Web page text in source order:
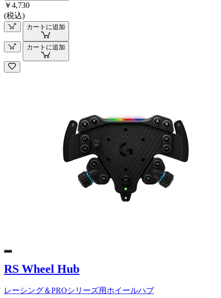
￥4,730
(税込)
カートに追加
カートに追加
RS Wheel Hub
レーシング＆PROシリーズ用ホイールハブ